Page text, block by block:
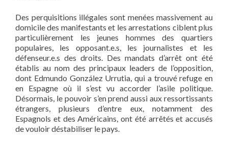
Des perquisitions illégales sont menées massivement au
domicile des manifestants et les arrestations ciblent plus
particulièrement les jeunes hommes des quartiers
populaires, les opposant.e.s, les journalistes et les
défenseur.e.s des droits. Des mandats d’arrêt ont été
établis au nom des principaux leaders de l’opposition,
dont Edmundo González Urrutia, qui a trouvé refuge en
en Espagne où il s’est vu accorder l’asile politique.
Désormais, le pouvoir s’en prend aussi aux ressortissants
étrangers, plusieurs d’entre eux, notamment des
Espagnols et des Américains, ont été arrêtés et accusés
de vouloir déstabiliser le pays.